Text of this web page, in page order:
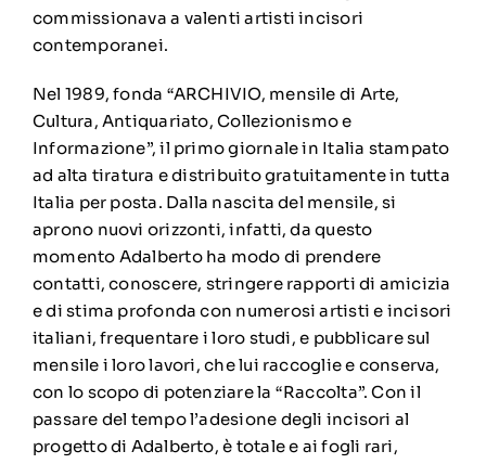
commissionava a valenti artisti incisori
contemporanei.
Nel 1989, fonda “ARCHIVIO, mensile di Arte,
Cultura, Antiquariato, Collezionismo e
Informazione”, il primo giornale in Italia stampato
ad alta tiratura e distribuito gratuitamente in tutta
Italia per posta. Dalla nascita del mensile, si
aprono nuovi orizzonti, infatti, da questo
momento Adalberto ha modo di prendere
contatti, conoscere, stringere rapporti di amicizia
e di stima profonda con numerosi artisti e incisori
italiani, frequentare i loro studi, e pubblicare sul
mensile i loro lavori, che lui raccoglie e conserva,
con lo scopo di potenziare la “Raccolta”. Con il
passare del tempo l’adesione degli incisori al
progetto di Adalberto, è totale e ai fogli rari,